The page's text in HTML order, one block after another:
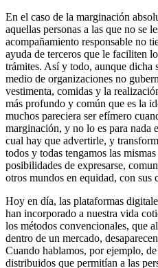
En el caso de la marginación
aquellas personas a las que no se
acompañamiento responsable no
ayuda de terceros que le faciliten
trámites. Así y todo, aunque dicha
medio de organizaciones no
vestimenta, comidas y la
más profundo y común que es la
muchos pareciera ser efímero
marginación, y no lo es para nada
cual hay que advertirle, y
todos y todas tengamos las
posibilidades de expresarse,
otros mundos en equidad, con sus
Hoy en día, las plataformas
han incorporado a nuestra vida
los métodos convencionales, que
dentro de un mercado,
Cuando hablamos, por ejemplo,
distribuidos que permitían a las